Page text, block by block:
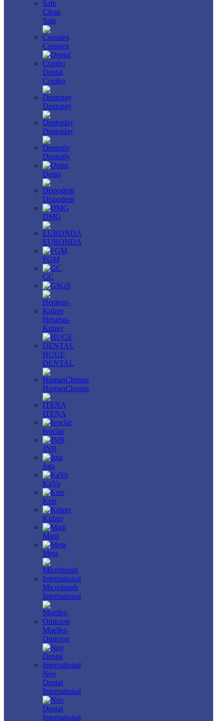
Clean
Safe
Crosstex
Dental
Combo
Dentspay
Dentsplay
Dentsply
Detax
Dispodent
DMG
EURONDA
FGM
GC
GS
Heraeus-
Kulzer
HUGE
DENTAL
HumanChemie
ITENA
Ivoclar
JNB
Jota
KaVo
Kerr
Kulzer
Mani
Meta
Microbrush
International
Mueller-
Omicron
Neo
Dental
International